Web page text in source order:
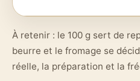
À retenir : le 100 g sert de
beurre et le fromage se
réelle, la préparation et la